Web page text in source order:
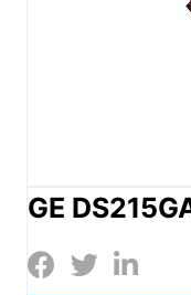
GE